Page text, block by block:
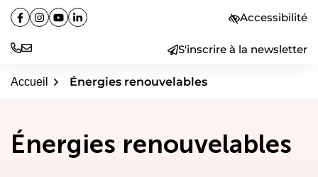
Aller
au
contenu
S'inscrire à la newsletter
Facebook
(ouverture dans un nouvel onglet)
Instagram
(ouverture dans un nouvel onglet)
YouTube
(ouverture dans un nouvel onglet)
Linkedin
(ouverture dans un nouvel onglet) Accessibilité
Accueil Énergies renouvelables
Énergies renouvelables